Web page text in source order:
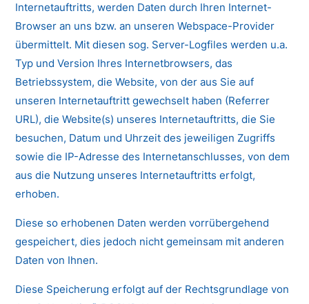
Internetauftritts, werden Daten durch Ihren Internet-
Browser an uns bzw. an unseren Webspace-Provider
übermittelt. Mit diesen sog. Server-Logfiles werden u.a.
Typ und Version Ihres Internetbrowsers, das
Betriebssystem, die Website, von der aus Sie auf
unseren Internetauftritt gewechselt haben (Referrer
URL), die Website(s) unseres Internetauftritts, die Sie
besuchen, Datum und Uhrzeit des jeweiligen Zugriffs
sowie die IP-Adresse des Internetanschlusses, von dem
aus die Nutzung unseres Internetauftritts erfolgt,
erhoben.
Diese so erhobenen Daten werden vorrübergehend
gespeichert, dies jedoch nicht gemeinsam mit anderen
Daten von Ihnen.
Diese Speicherung erfolgt auf der Rechtsgrundlage von